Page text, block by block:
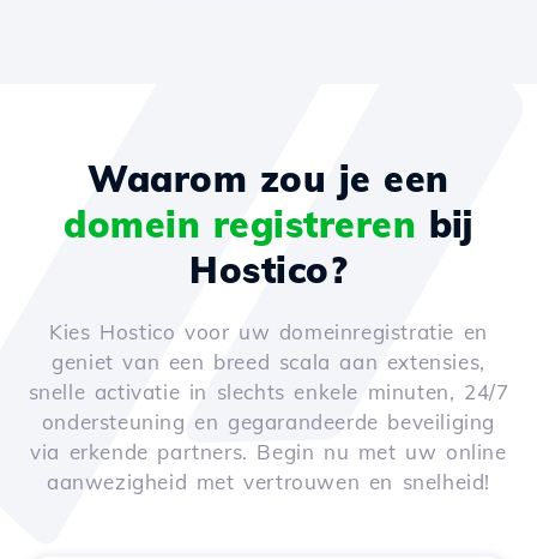
Waarom zou je een
domein registreren bij
Hostico?
Kies Hostico voor uw domeinregistratie en
geniet van een breed scala aan extensies,
snelle activatie in slechts enkele minuten, 24/7
ondersteuning en gegarandeerde beveiliging
via erkende partners. Begin nu met uw online
aanwezigheid met vertrouwen en snelheid!